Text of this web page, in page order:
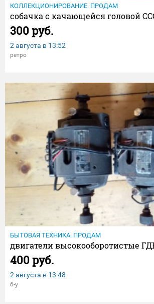
КОЛЛЕКЦИОНИРОВАНИЕ. ПРОДАМ
собачка с качающейся головой
300 руб.
2 августа в 13:52
ретро
БЫТОВАЯ ТЕХНИКА. ПРОДАМ
двигатели высокооборотистые
400 руб.
2 августа в 13:48
б-у